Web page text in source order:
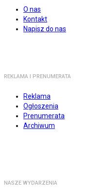
O nas
Kontakt
Napisz do nas
REKLAMA I PRENUMERATA
Reklama
Ogłoszenia
Prenumerata
Archiwum
NASZE WYDARZENIA